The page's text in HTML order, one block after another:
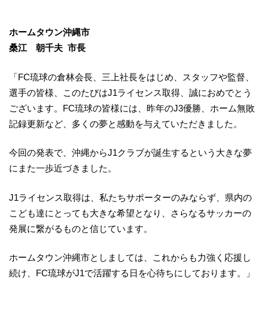
ホームタウン沖縄市
桑江 朝千夫 市長
「FC琉球の倉林会長、三上社長をはじめ、スタッフや監督、
選手の皆様、このたびはJ1ライセンス取得、誠におめでとう
ございます。FC琉球の皆様には、昨年のJ3優勝、ホーム無敗
記録更新など、多くの夢と感動を与えていただきました。
今回の発表で、沖縄からJ1クラブが誕生するという大きな夢
にまた一歩近づきました。
J1ライセンス取得は、私たちサポーターのみならず、県内の
こども達にとっても大きな希望となり、さらなるサッカーの
発展に繋がるものと信じています。
ホームタウン沖縄市としましては、これからも力強く応援し
続け、FC琉球がJ1で活躍する日を心待ちにしております。」